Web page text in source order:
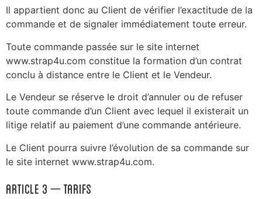
Il appartient donc au Client de vérifier l’exactitude de la
commande et de signaler immédiatement toute erreur.
Toute commande passée sur le site internet
www.strap4u.com constitue la formation d’un contrat
conclu à distance entre le Client et le Vendeur.
Le Vendeur se réserve le droit d’annuler ou de refuser
toute commande d’un Client avec lequel il existerait un
litige relatif au paiement d’une commande antérieure.
Le Client pourra suivre l’évolution de sa commande sur
le site internet www.strap4u.com.
ARTICLE 3 – Tarifs